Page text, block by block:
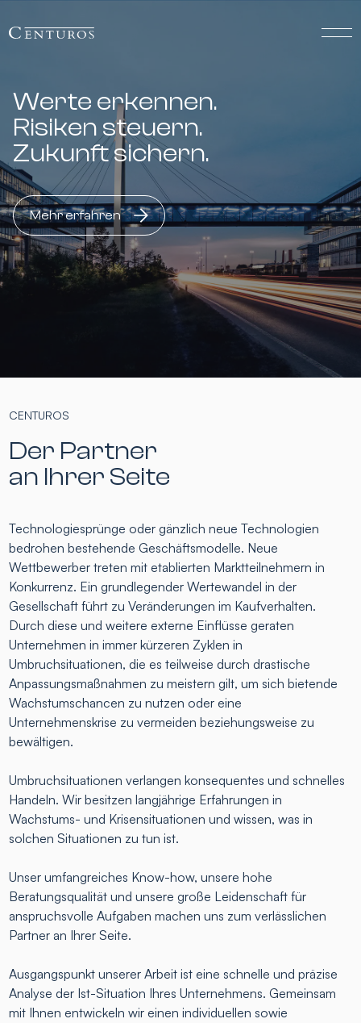
Werte erkennen.
Risiken steuern.
Zukunft sichern.
Mehr erfahren
CENTUROS
Der Partner
an Ihrer Seite
Technologiesprünge oder gänzlich neue Technologien
bedrohen bestehende Geschäftsmodelle. Neue
Wettbewerber treten mit etablierten Marktteilnehmern in
Konkurrenz. Ein grundlegender Wertewandel in der
Gesellschaft führt zu Veränderungen im Kaufverhalten.
Durch diese und weitere externe Einflüsse geraten
Unternehmen in immer kürzeren Zyklen in
Umbruchsituationen, die es teilweise durch drastische
Anpassungsmaßnahmen zu meistern gilt, um sich bietende
Wachstumschancen zu nutzen oder eine
Unternehmenskrise zu vermeiden beziehungsweise zu
bewältigen.
Umbruchsituationen verlangen konsequentes und schnelles
Handeln. Wir besitzen langjährige Erfahrungen in
Wachstums- und Krisensituationen und wissen, was in
solchen Situationen zu tun ist.
Unser umfangreiches Know-how, unsere hohe
Beratungsqualität und unsere große Leidenschaft für
anspruchsvolle Aufgaben machen uns zum verlässlichen
Partner an Ihrer Seite.
Ausgangspunkt unserer Arbeit ist eine schnelle und präzise
Analyse der Ist-Situation Ihres Unternehmens. Gemeinsam
mit Ihnen entwickeln wir einen individuellen sowie